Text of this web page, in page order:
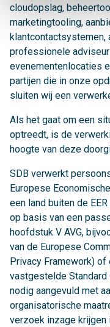
cloudopslag,
marketingtooling,
klantcontactsystemen,
professionele
evenementenlocaties
partijen die in onze
sluiten wij een
Als het gaat om een
optreedt, is de
hoogte van deze
SDB verwerkt
Europese
een land buiten de
op basis van een
hoofdstuk V AVG,
van de Europese
Privacy Framework)
vastgestelde Standard
nodig aangevuld met
organisatorische
verzoek inzage